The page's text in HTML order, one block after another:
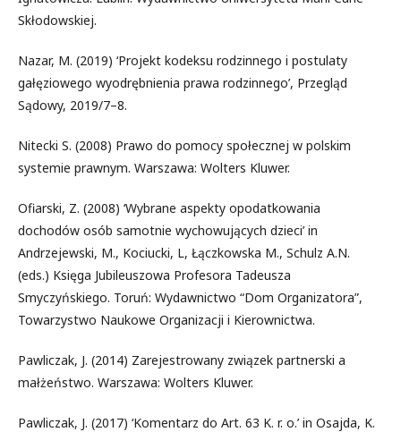
Skłodowskiej.
Nazar, M. (2019) ‘Projekt kodeksu rodzinnego i postulaty
gałęziowego wyodrębnienia prawa rodzinnego’, Przegląd
Sądowy, 2019/7–8.
Nitecki S. (2008) Prawo do pomocy społecznej w polskim
systemie prawnym. Warszawa: Wolters Kluwer.
Ofiarski, Z. (2008) ‘Wybrane aspekty opodatkowania
dochodów osób samotnie wychowujących dzieci’ in
Andrzejewski, M., Kociucki, L, Łączkowska M., Schulz A.N.
(eds.) Księga Jubileuszowa Profesora Tadeusza
Smyczyńskiego. Toruń: Wydawnictwo “Dom Organizatora”,
Towarzystwo Naukowe Organizacji i Kierownictwa.
Pawliczak, J. (2014) Zarejestrowany związek partnerski a
małżeństwo. Warszawa: Wolters Kluwer.
Pawliczak, J. (2017) ‘Komentarz do Art. 63 K. r. o.’ in Osajda, K.